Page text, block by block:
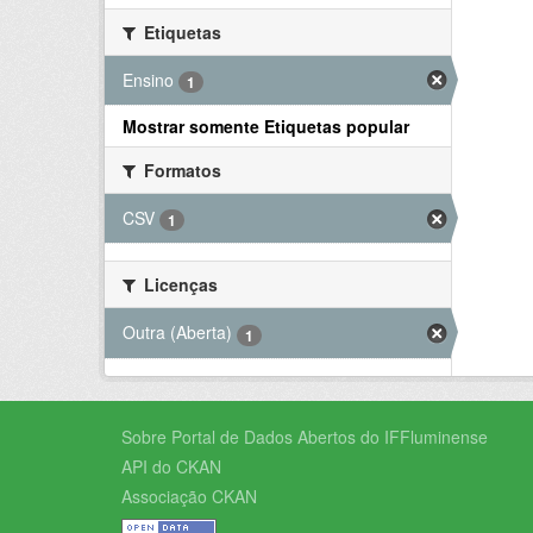
Etiquetas
Ensino
1
Mostrar somente Etiquetas popular
Formatos
CSV
1
Licenças
Outra (Aberta)
1
Sobre Portal de Dados Abertos do IFFluminense
API do CKAN
Associação CKAN